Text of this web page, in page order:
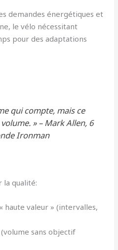
demandes énergétiques et
le vélo nécessitant
pour des adaptations
qui compte, mais ce
» – Mark Allen, 6
Ironman
la qualité:
haute valeur » (intervalles,
sans objectif